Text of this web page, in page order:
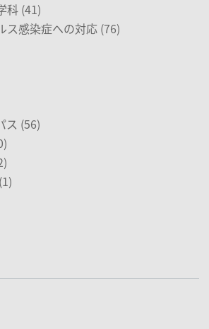
科 (41)
ス感染症への対応 (76)
ス (56)